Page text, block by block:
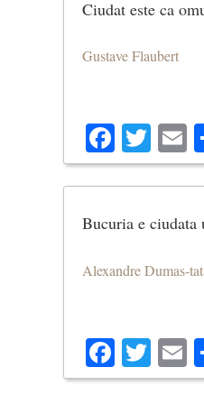
Ciudat este ca
Gustave Flaubert
Bucuria e ciudata
Alexandre Dumas-